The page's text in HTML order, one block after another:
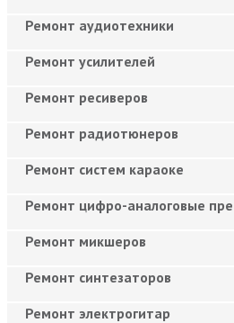
Ремонт аудиотехники
Ремонт усилителей
Ремонт ресиверов
Ремонт радиотюнеров
Ремонт систем караоке
Ремонт цифро-аналоговые
Ремонт микшеров
Ремонт синтезаторов
Ремонт электрогитар